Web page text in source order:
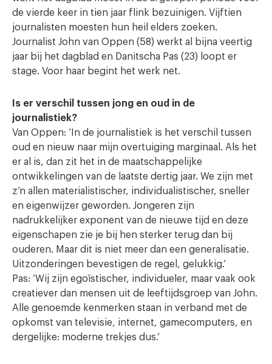
de vierde keer in tien jaar flink bezuinigen. Vijftien
journalisten moesten hun heil elders zoeken.
Journalist John van Oppen (58) werkt al bijna veertig
jaar bij het dagblad en Danitscha Pas (23) loopt er
stage. Voor haar begint het werk net.
Is er verschil tussen jong en oud in de
journalistiek?
Van Oppen: ‘In de journalistiek is het verschil tussen
oud en nieuw naar mijn overtuiging marginaal. Als het
er al is, dan zit het in de maatschappelijke
ontwikkelingen van de laatste dertig jaar. We zijn met
z’n allen materialistischer, individualistischer, sneller
en eigenwijzer geworden. Jongeren zijn
nadrukkelijker exponent van de nieuwe tijd en deze
eigenschapen zie je bij hen sterker terug dan bij
ouderen. Maar dit is niet meer dan een generalisatie.
Uitzonderingen bevestigen de regel, gelukkig.’
Pas: ‘Wij zijn egoïstischer, individueler, maar vaak ook
creatiever dan mensen uit de leeftijdsgroep van John.
Alle genoemde kenmerken staan in verband met de
opkomst van televisie, internet, gamecomputers, en
dergelijke: moderne trekjes dus.’